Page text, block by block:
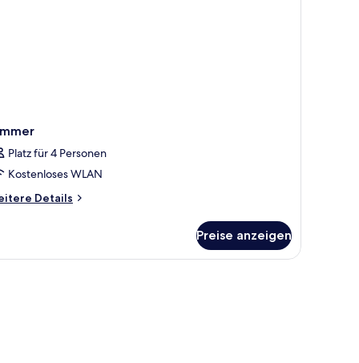
Platz für 4 Personen
Kostenloses WLAN
Details
Preise anzeigen